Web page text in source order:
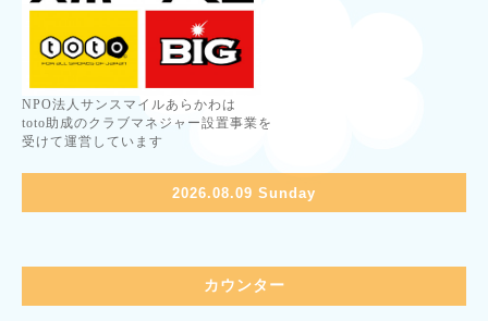
NPO法人サンスマイルあらかわは
toto助成のクラブマネジャー設置事業を
受けて運営しています
2026.08.09 Sunday
カウンター